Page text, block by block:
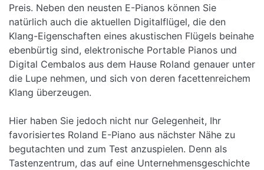
Preis. Neben den neusten E-Pianos können Sie
natürlich auch die aktuellen Digitalflügel, die den
Klang-Eigenschaften eines akustischen Flügels beinahe
ebenbürtig sind, elektronische Portable Pianos und
Digital Cembalos aus dem Hause Roland genauer unter
die Lupe nehmen, und sich von deren facettenreichem
Klang überzeugen.
Hier haben Sie jedoch nicht nur Gelegenheit, Ihr
favorisiertes Roland E-Piano aus nächster Nähe zu
begutachten und zum Test anzuspielen. Denn als
Tastenzentrum, das auf eine Unternehmensgeschichte